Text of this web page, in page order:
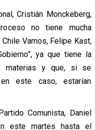
Cristián Monckeberg,
no tiene mucha
Vamos, Felipe Kast,
ya que tiene la
materias y que, si se
este caso, estarían
Comunista, Daniel
este martes hasta el